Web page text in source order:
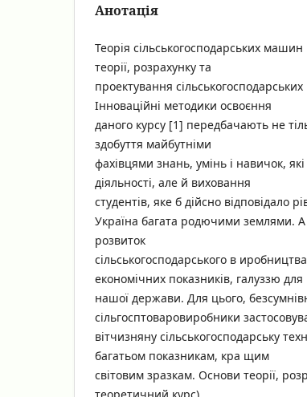
Анотація
Теорія сільськогосподарських
теорії, розрахунку та
проектування
Інноваційні методики освоєння
даного курсу [1] передбачають не
здобуття майбутніми
фахівцями знань, умінь і навичок,
діяльності, але й виховання
студентів, яке б дійсно відповідало
Україна багата родючими землями.
розвиток
сільськогосподарського в
економічних показників, галуззю для
нашої держави. Для цього,
сільгосптоваровиробники
вітчизняну сільськогосподарську
багатьом показникам, кра щим
світовим зразкам. Основи теорії,